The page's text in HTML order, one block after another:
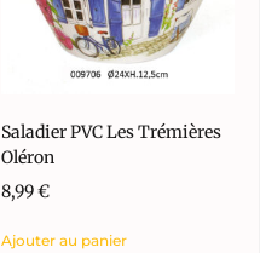
Saladier PVC Les Trémières
Oléron
8,99€
Ajouter au panier